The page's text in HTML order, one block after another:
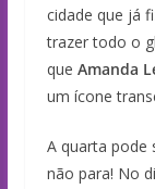
cidade que já
trazer todo o
que Amanda
um ícone
A quarta pode
não para! No